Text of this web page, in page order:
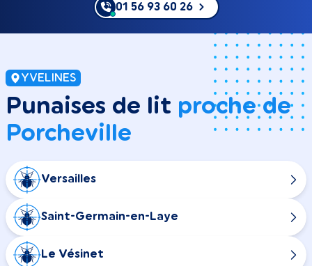
01 56 93 60 26
YVELINES
Punaises de lit proche de
Porcheville
Versailles
Saint-Germain-en-Laye
Le Vésinet